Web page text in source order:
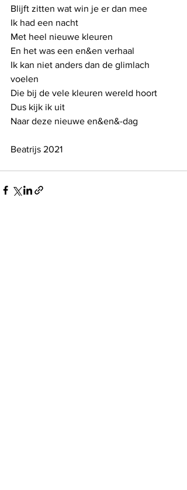
Blijft zitten wat win je er dan mee
Ik had een nacht
Met heel nieuwe kleuren
En het was een en&en verhaal
Ik kan niet anders dan de glimlach
voelen
Die bij de vele kleuren wereld hoort
Dus kijk ik uit
Naar deze nieuwe en&en&-dag
Beatrijs 2021